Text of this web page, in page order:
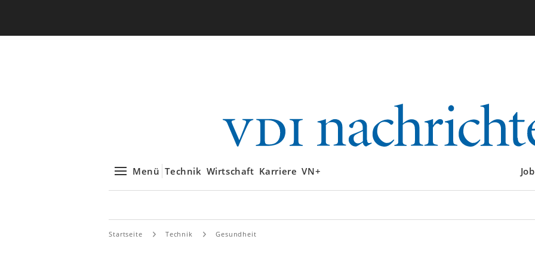
Menü Technik Wirtschaft Karriere VN+
Startseite Technik Gesundheit